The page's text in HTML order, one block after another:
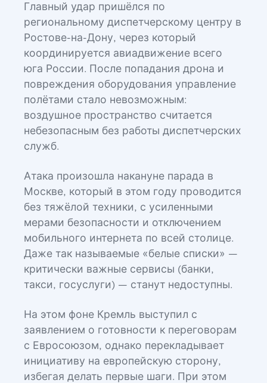
Главный удар пришёлся по
региональному диспетчерскому центру в
Ростове-на-Дону, через который
координируется авиадвижение всего
юга России. После попадания дрона и
повреждения оборудования управление
полётами стало невозможным:
воздушное пространство считается
небезопасным без работы диспетчерских
служб.
Атака произошла накануне парада в
Москве, который в этом году проводится
без тяжёлой техники, с усиленными
мерами безопасности и отключением
мобильного интернета по всей столице.
Даже так называемые «белые списки» —
критически важные сервисы (банки,
такси, госуслуги) — станут недоступны.
На этом фоне Кремль выступил с
заявлением о готовности к переговорам
с Евросоюзом, однако перекладывает
инициативу на европейскую сторону,
избегая делать первые шаги. При этом